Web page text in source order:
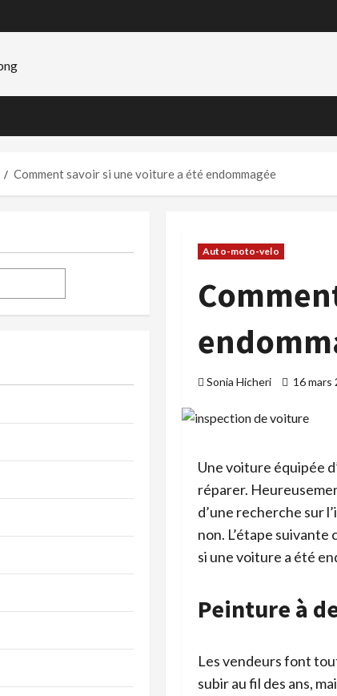
Comment savoir si une voiture a été endommagée
Auto-moto-velo
Sonia Hicheri 16 mars
Une voiture équipée
réparer.
d’une recherche sur
non. L’étape
si une voiture a été
Peinture à
Les vendeurs font
subir au fil des ans,